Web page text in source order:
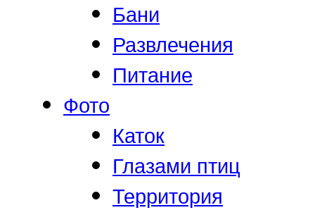
Бани
Развлечения
Питание
Фото
Каток
Глазами птиц
Территория